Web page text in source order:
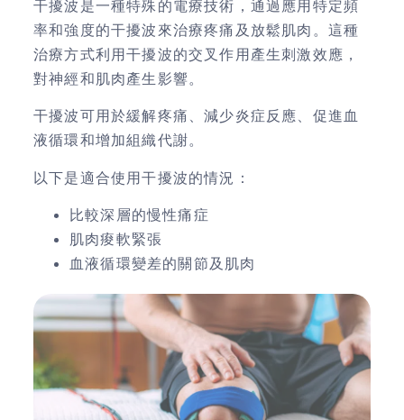
干擾波是一種特殊的電療技術，通過應用特定頻
率和強度的干擾波來治療疼痛及放鬆肌肉。這種
治療方式利用干擾波的交叉作用產生刺激效應，
對神經和肌肉產生影響。
干擾波可用於緩解疼痛、減少炎症反應、促進血
液循環和增加組織代謝。
以下是適合使用干擾波的情況：
比較深層的慢性痛症
肌肉痠軟緊張
血液循環變差的關節及肌肉